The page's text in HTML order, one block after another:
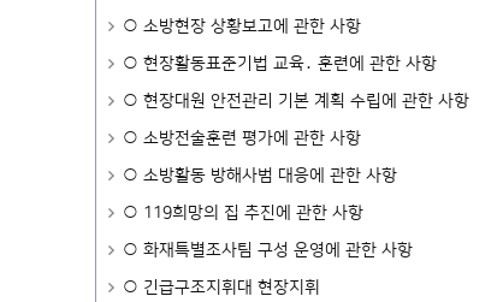
○ 소방현장 상황보고에 관한 사항
○ 현장활동표준기법 교육․ 훈련에 관한 사항
○ 현장대원 안전관리 기본 계획 수립에 관한 사항
○ 소방전술훈련 평가에 관한 사항
○ 소방활동 방해사범 대응에 관한 사항
○ 119희망의 집 추진에 관한 사항
○ 화재특별조사팀 구성 운영에 관한 사항
○ 긴급구조지휘대 현장지휘